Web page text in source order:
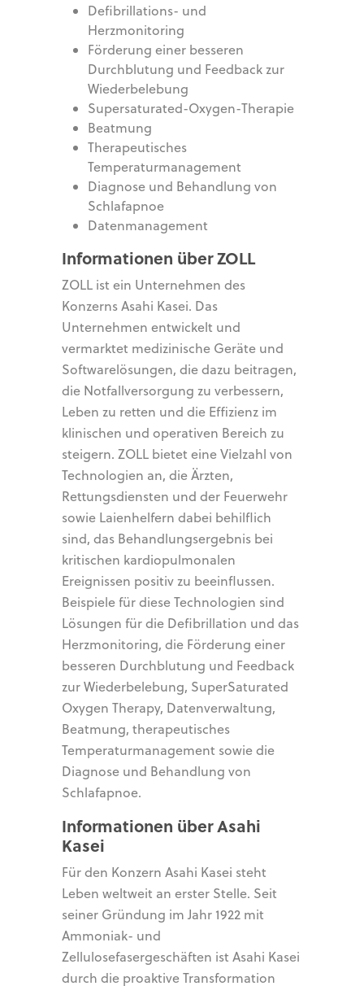
Defibrillations- und
Herzmonitoring
Förderung einer besseren
Durchblutung und Feedback zur
Wiederbelebung
Supersaturated-Oxygen-Therapie
Beatmung
Therapeutisches
Temperaturmanagement
Diagnose und Behandlung von
Schlafapnoe
Datenmanagement
Informationen über ZOLL
ZOLL ist ein Unternehmen des
Konzerns Asahi Kasei. Das
Unternehmen entwickelt und
vermarktet medizinische Geräte und
Softwarelösungen, die dazu beitragen,
die Notfallversorgung zu verbessern,
Leben zu retten und die Effizienz im
klinischen und operativen Bereich zu
steigern. ZOLL bietet eine Vielzahl von
Technologien an, die Ärzten,
Rettungsdiensten und der Feuerwehr
sowie Laienhelfern dabei behilflich
sind, das Behandlungsergebnis bei
kritischen kardiopulmonalen
Ereignissen positiv zu beeinflussen.
Beispiele für diese Technologien sind
Lösungen für die Defibrillation und das
Herzmonitoring, die Förderung einer
besseren Durchblutung und Feedback
zur Wiederbelebung, SuperSaturated
Oxygen Therapy, Datenverwaltung,
Beatmung, therapeutisches
Temperaturmanagement sowie die
Diagnose und Behandlung von
Schlafapnoe.
Informationen über Asahi
Kasei
Für den Konzern Asahi Kasei steht
Leben weltweit an erster Stelle. Seit
seiner Gründung im Jahr 1922 mit
Ammoniak- und
Zellulosefasergeschäften ist Asahi Kasei
durch die proaktive Transformation